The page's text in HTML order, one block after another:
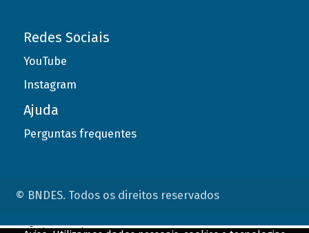
Redes Sociais
YouTube
Instagram
Ajuda
Perguntas frequentes
© BNDES. Todos os direitos reservados